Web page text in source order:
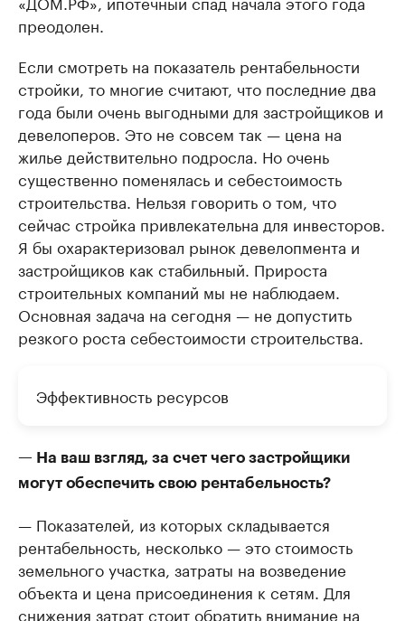
преодолен.
Если смотреть на показатель рентабельности
стройки, то многие считают, что последние два
года были очень выгодными для застройщиков и
девелоперов. Это не совсем так — цена на
жилье действительно подросла. Но очень
существенно поменялась и себестоимость
строительства. Нельзя говорить о том, что
сейчас стройка привлекательна для инвесторов.
Я бы охарактеризовал рынок девелопмента и
застройщиков как стабильный. Прироста
строительных компаний мы не наблюдаем.
Основная задача на сегодня — не допустить
резкого роста себестоимости строительства.
Эффективность ресурсов
— На ваш взгляд, за счет чего застройщики
могут обеспечить свою рентабельность?
— Показателей, из которых складывается
рентабельность, несколько — это стоимость
земельного участка, затраты на возведение
объекта и цена присоединения к сетям. Для
снижения затрат стоит обратить внимание на